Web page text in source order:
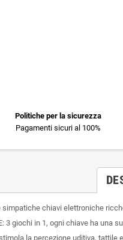
Politiche per la sicurezza
Pagamenti sicuri al 100%
simpatiche chiavi elettroniche
3 giochi in 1, ogni chiave ha
stimola la percezione uditiva, tattile